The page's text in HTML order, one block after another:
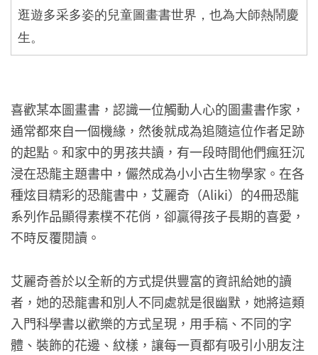
逛遊多采多姿的兒童圖畫書世界，也為大師熱鬧慶
生。
喜歡某本圖畫書，認識一位觸動人心的圖畫書作家，
通常都來自一個機緣，然後就成為追隨這位作者足跡
的起點。和家中的男孩共讀，有一段時間他們瘋狂沉
浸在恐龍主題書中，儼然成為小小古生物學家。在各
種炫目精彩的恐龍書中，艾麗奇（Aliki）的4冊恐龍
系列作品顯得素樸不花俏，卻贏得孩子長期的喜愛，
不時反覆閱讀。
艾麗奇善於以全新的方式提供豐富的資訊給她的讀
者，她的恐龍書和別人不同處就是很幽默，她將這類
入門科學書以歡樂的方式呈現，用手稿、不同的字
體、裝飾的花邊、紋樣，讓每一頁都有吸引小朋友注